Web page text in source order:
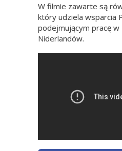
W filmie zawarte są
który udziela wsparcia
podejmującym pracę
Niderlandów.